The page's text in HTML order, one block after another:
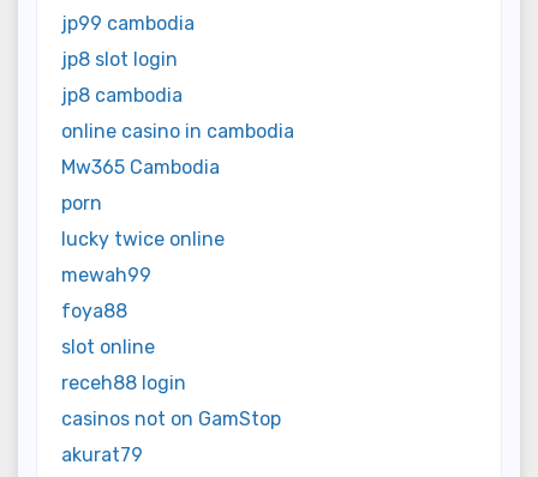
jp99 cambodia
jp8 slot login
jp8 cambodia
online casino in cambodia
Mw365 Cambodia
porn
lucky twice online
mewah99
foya88
slot online
receh88 login
casinos not on GamStop
akurat79